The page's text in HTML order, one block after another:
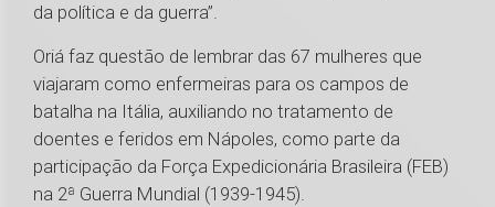
da política e da guerra”.
Oriá faz questão de lembrar das 67 mulheres que
viajaram como enfermeiras para os campos de
batalha na Itália, auxiliando no tratamento de
doentes e feridos em Nápoles, como parte da
participação da Força Expedicionária Brasileira (FEB)
na 2ª Guerra Mundial (1939-1945).